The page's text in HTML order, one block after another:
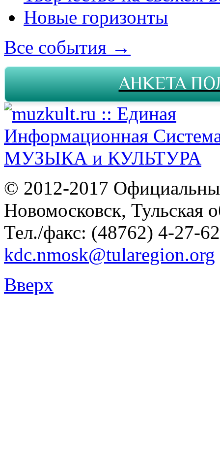
Новые горизонты
Все события →
АНКЕТА
© 2012-2017
Новомосковск, Тульская
Тел./факс: (48762) 4-27-
kdc.nmosk@tularegion.org
Вверх